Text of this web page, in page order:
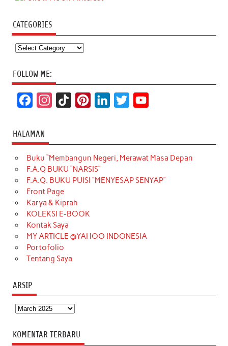
CATEGORIES
Categories
FOLLOW ME:
c
e
b
o
o
k
t
a
g
r
a
m
T
o
k
t
e
r
k
e
d
t
t
e
T
u
b
HALAMAN
Buku “Membangun Negeri, Merawat Masa Depan
F.A.Q BUKU “NARSIS”
F.A.Q. BUKU PUISI “MENYESAP SENYAP”
Front Page
Karya & Kiprah
KOLEKSI E-BOOK
Kontak Saya
MY ARTICLE @YAHOO INDONESIA
Portofolio
Tentang Saya
ARSIP
Arsip
KOMENTAR TERBARU